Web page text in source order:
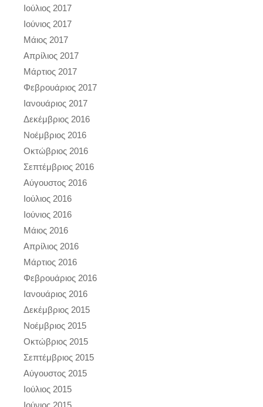
Ιούλιος 2017
Ιούνιος 2017
Μάιος 2017
Απρίλιος 2017
Μάρτιος 2017
Φεβρουάριος 2017
Ιανουάριος 2017
Δεκέμβριος 2016
Νοέμβριος 2016
Οκτώβριος 2016
Σεπτέμβριος 2016
Αύγουστος 2016
Ιούλιος 2016
Ιούνιος 2016
Μάιος 2016
Απρίλιος 2016
Μάρτιος 2016
Φεβρουάριος 2016
Ιανουάριος 2016
Δεκέμβριος 2015
Νοέμβριος 2015
Οκτώβριος 2015
Σεπτέμβριος 2015
Αύγουστος 2015
Ιούλιος 2015
Ιούνιος 2015